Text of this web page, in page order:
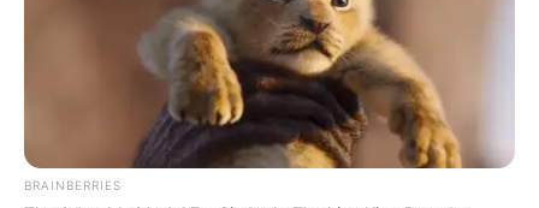
PRIX JEAN BOILLEREAU
PRONOSTIC QUINTE 05-12-
BRAINBERRIES